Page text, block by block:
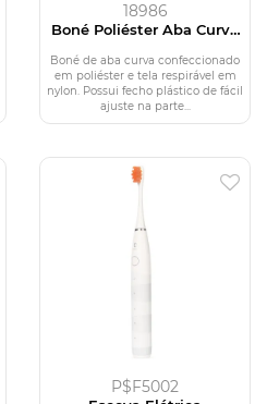
18986
Boné Poliéster Aba Curva
Boné de aba curva confeccionado
em poliéster e tela respirável em
nylon. Possui fecho plástico de fácil
ajuste na parte...
P$F5002